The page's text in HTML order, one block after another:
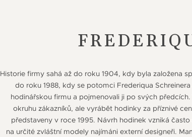
Historie firmy sahá až do roku 1904, kdy byla založena
do roku 1988, kdy se potomci Frederiqua
hodinářskou firmu a pojmenovali ji po svých
okruhu zákazníků, ale vyrábět hodinky za příznivé
představeny v roce 1995. Návrh hodinek vzniká
na určité zvláštní modely najímáni externí designeři.